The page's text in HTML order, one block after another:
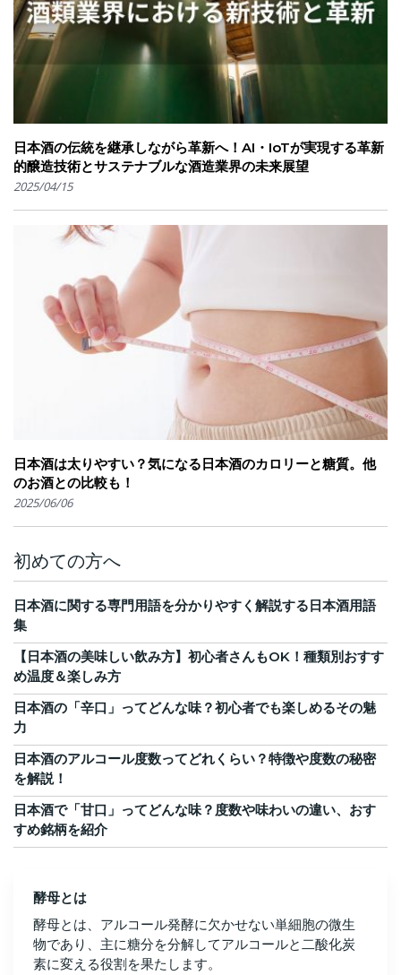
日本酒の伝統を継承しながら革新へ！AI・IoTが実現する革新
的醸造技術とサステナブルな酒造業界の未来展望
2025/04/15
日本酒は太りやすい？気になる日本酒のカロリーと糖質。他
のお酒との比較も！
2025/06/06
初めての方へ
日本酒に関する専門用語を分かりやすく解説する日本酒用語
集
【日本酒の美味しい飲み方】初心者さんもOK！種類別おすす
め温度＆楽しみ方
日本酒の「辛口」ってどんな味？初心者でも楽しめるその魅
力
日本酒のアルコール度数ってどれくらい？特徴や度数の秘密
を解説！
日本酒で「甘口」ってどんな味？度数や味わいの違い、おす
すめ銘柄を紹介
酵母とは
酵母とは、アルコール発酵に欠かせない単細胞の微生
物であり、主に糖分を分解してアルコールと二酸化炭
素に変える役割を果たします。